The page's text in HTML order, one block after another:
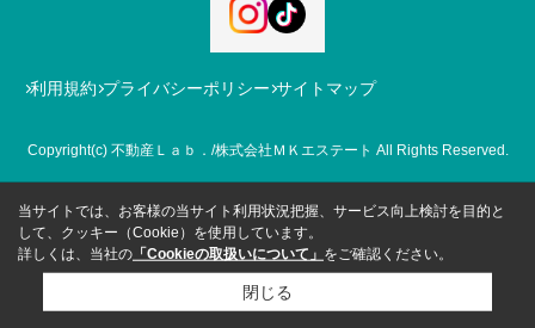
利用規約 プライバシーポリシー サイトマップ
Copyright(c) 不動産Ｌａｂ．/株式会社ＭＫエステート All Rights Reserved.
当サイトでは、お客様の当サイト利用状況把握、サービス向上検討を目的と
して、クッキー（Cookie）を使用しています。
詳しくは、当社の 「Cookieの取扱いについて」 をご確認ください。
閉じる